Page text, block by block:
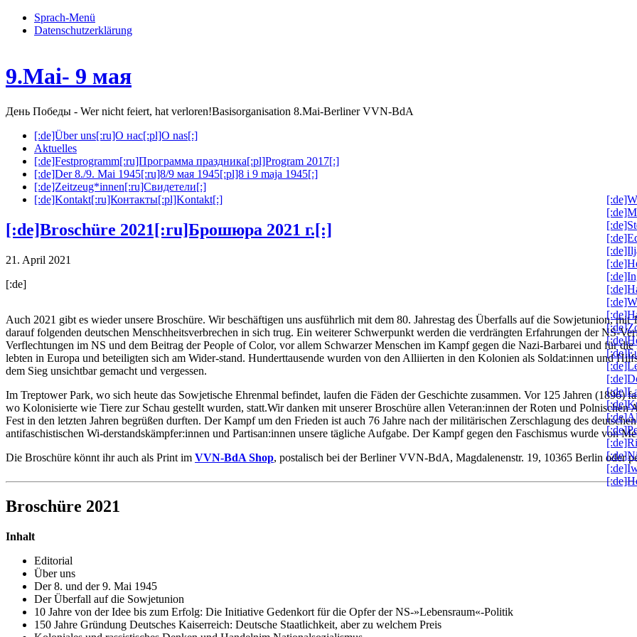
Sprach-Menü
Datenschutzerklärung
9.Mai- 9 мая
День Победы - Wer nicht feiert, hat verloren!Basisorganisation 8.Mai-Berliner VVN-BdA
[:de]Über uns[:ru]О нас[:pl]O nas[:]
Aktuelles
[:de]Festprogramm[:ru]Программа праздника[:pl]Program 2017[:]
[:de]Der 8./9. Mai 1945[:ru]8/9 мая 1945[:pl]8 i 9 maja 1945[:]
[:de]Zeitzeug*innen[:ru]Свидетели[:]
[:de]Kontakt[:ru]Контакты[:pl]Kontakt[:]
[:de]Broschüre 2021[:ru]Брошюра 2021 г.[:]
21. April 2021
[:de]
Auch 2021 gibt es wieder unsere Broschüre. Wir beschäftigen uns ausführlich mit dem 80. Jahrestag des Überfalls auf die Sowjetunion, mit
darauf folgenden deutschen Menschheitsverbrechen in sich trug. Ein weiterer Schwerpunkt werden die verdrängten Erfahrungen der NS-
Verflechtungen im NS und dem Beitrag der People of Color, vor allem Schwarzer Menschen im Kampf gegen die Nazi-Barbarei und für
lebten in Europa und beteiligten sich am Wider-stand. Hunderttausende wurden von den Alliierten in den Kolonien als Soldat:innen und
dem Sieg unsichtbar gemacht und vergessen.
Im Treptower Park, wo sich heute das Sowjetische Ehrenmal befindet, laufen die Fäden der Geschichte zusammen. Vor 125 Jahren (1896)
wo Kolonisierte wie Tiere zur Schau gestellt wurden, statt.Wir danken mit unserer Broschüre allen Veteran:innen der Roten und
Fest in den letzten Jahren begrüßen durften. Der Kampf um den Frieden ist auch 76 Jahre nach der militärischen Zerschlagung des
antifaschistischen Wi-derstandskämpfer:innen und Partisan:innen unsere tägliche Aufgabe. Der Kampf gegen den Faschismus wurde von
Die Broschüre könnt ihr auch als Print im VVN-BdA Shop, postalisch bei der Berliner VVN-BdA, Magdalenenstr. 19, 10365 Berlin oder
Broschüre 2021
Inhalt
Editorial
Über uns
Der 8. und der 9. Mai 1945
Der Überfall auf die Sowjetunion
10 Jahre von der Idee bis zum Erfolg: Die Initiative Gedenkort für die Opfer der NS-»Lebensraum«-Politik
150 Jahre Gründung Deutsches Kaiserreich: Deutsche Staatlichkeit, aber zu welchem Preis